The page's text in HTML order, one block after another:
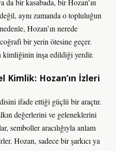
bir kasabada, bir Hozan’ın
aynı zamanda o topluluğun
Hozan’ın nerede
bir yerin ötesine geçer.
inşa edildiği yerdir.
Kimlik: Hozan’ın İzleri
ifade ettiği güçlü bir araçtır.
değerlerini ve geleneklerini
semboller aracılığıyla anlam
Hozan, sadece bir şarkıcı ya